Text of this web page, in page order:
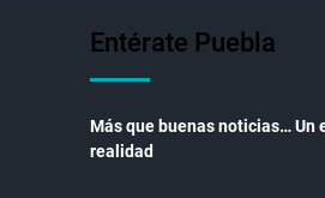
Entérate Puebla
Más que buenas noticias… Un
realidad